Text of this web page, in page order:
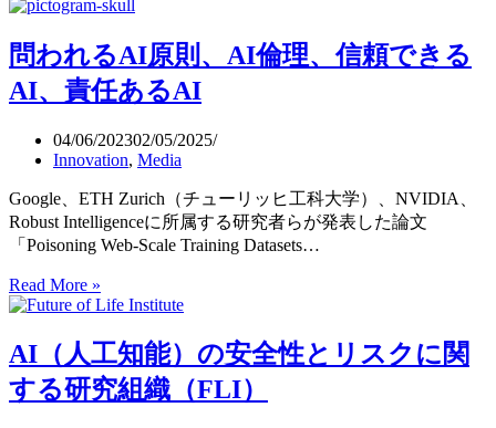
は
間
の
判
に
影
響
を
与
「ト
コ
問
問われるAI原則、AI倫理、信頼できる
AI、責任あるAI
04/06/202302/05/2025
Innovation, Media
Google、ETH Zurich（チューリッヒ工科大学）、NVIDIA、
Robust Intelligenceに所属する研究者らが発表した論文
「Poisoning Web-Scale Training Datasets…
Read More »
わ
AI
原
AI（人工知能）の安全性とリスクに関
する研究組織（FLI）